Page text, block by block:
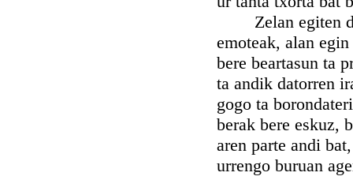
Zelan egiten
emoteak, alan
bere beartasun ta
ta andik datorren
gogo ta
berak bere eskuz,
aren parte andi
urrengo buruan